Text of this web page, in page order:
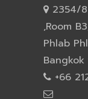
2354/
,Room
Phlab
Bangkok
+66